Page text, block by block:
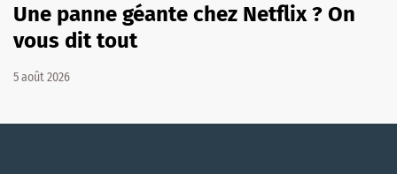
Une panne géante chez Netflix ? On
vous dit tout
5 août 2026